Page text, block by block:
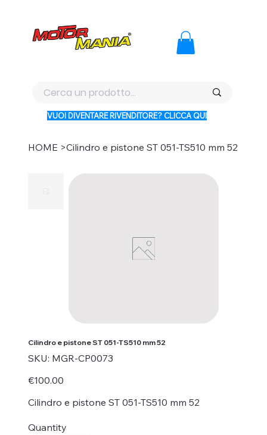
VUOI DIVENTARE RIVENDITORE? CLICCA QUI
HOME >Cilindro e pistone ST 051-TS510 mm 52
Cilindro e pistone ST 051-TS510 mm 52
SKU: SKU
MGR-
MGR-CP0073
Price
€100.00
Cilindro e pistone ST 051-TS510 mm 52
Quantity